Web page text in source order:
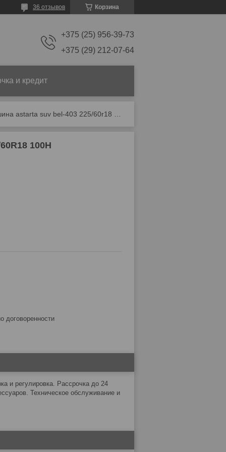
Корзина
36 отзывов
+375 (25) 956-39-73
+375 (29) 212-07-64
и кредит
100H
договоренности
и регулировка. Рассрочка до 24
Техническое обслуживание и